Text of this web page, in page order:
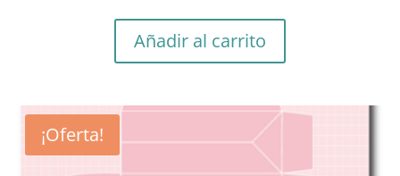
original
era:
actual
es:
Añadir al carrito
¡Oferta!